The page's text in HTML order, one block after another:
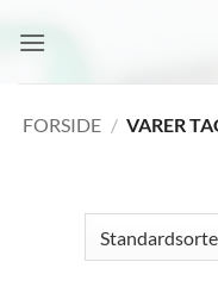
FORSIDE / VARER